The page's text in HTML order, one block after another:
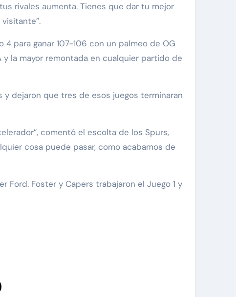
rivales aumenta. Tienes que dar tu mejor
para ganar 107-106 con un palmeo de OG
y la mayor remontada en cualquier partido de
dejaron que tres de esos juegos terminaran
comentó el escolta de los Spurs,
cosa puede pasar, como acabamos de
Ford. Foster y Capers trabajaron el Juego 1 y